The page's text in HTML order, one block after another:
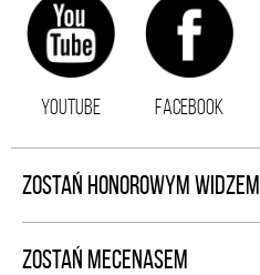
YOUTUBE FACEBOOK
ZOSTAŃ HONOROWYM WIDZEM
ZOSTAŃ MECENASEM